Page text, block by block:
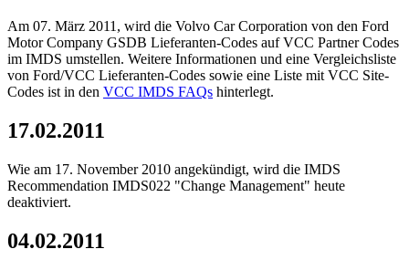
Am 07. März 2011, wird die Volvo Car Corporation von den Ford
Motor Company GSDB Lieferanten-Codes auf VCC Partner Codes
im IMDS umstellen. Weitere Informationen und eine Vergleichsliste
von Ford/VCC Lieferanten-Codes sowie eine Liste mit VCC Site-
Codes ist in den VCC IMDS FAQs hinterlegt.
17.02.2011
Wie am 17. November 2010 angekündigt, wird die IMDS
Recommendation IMDS022 "Change Management" heute
deaktiviert.
04.02.2011